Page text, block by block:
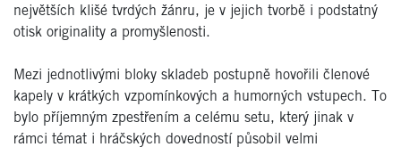
největších klišé tvrdých žánru, je v jejich tvorbě i podstatný
otisk originality a promyšlenosti.
Mezi jednotlivými bloky skladeb postupně hovořili členové
kapely v krátkých vzpomínkových a humorných vstupech. To
bylo příjemným zpestřením a celému setu, který jinak v
rámci témat i hráčských dovedností působil velmi